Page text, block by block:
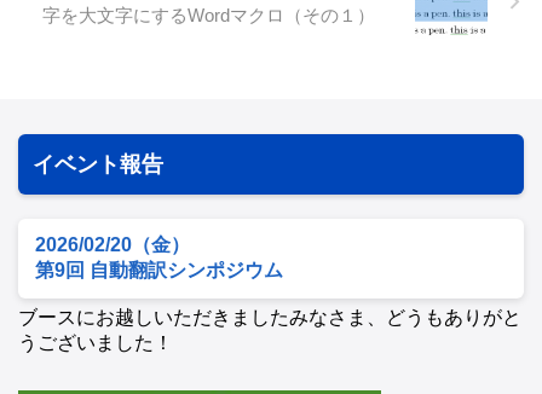
字を大文字にするWordマクロ（その１）
イベント報告
2026/02/20（金）
第9回 自動翻訳シンポジウム
ブースにお越しいただきましたみなさま、どうもありがと
うございました！